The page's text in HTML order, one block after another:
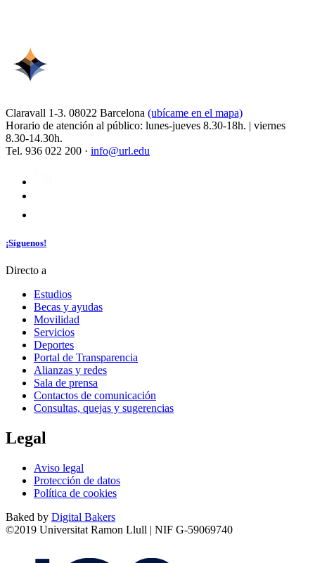
Claravall 1-3. 08022 Barcelona (ubícame en el mapa)
Horario de atención al público: lunes-jueves 8.30-18h. | viernes
8.30-14.30h.
Tel. 936 022 200 · info@url.edu
¡Síguenos!
Directo a
Estudios
Becas y ayudas
Movilidad
Servicios
Deportes
Portal de Transparencia
Alianzas y redes
Sala de prensa
Contactos de comunicación
Consultas, quejas y sugerencias
Legal
Aviso legal
Protección de datos
Política de cookies
Baked by Digital Bakers
©2019 Universitat Ramon Llull | NIF G-59069740